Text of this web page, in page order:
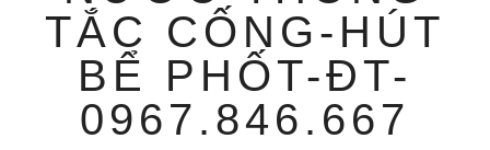
TẮC CỐNG-HÚT
BỂ PHỐT-ĐT-
0967.846.667